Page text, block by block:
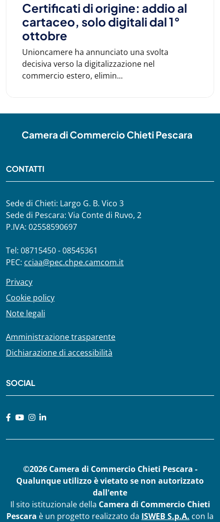
Certificati di origine: addio al
cartaceo, solo digitali dal 1°
ottobre
Unioncamere ha annunciato una svolta
decisiva verso la digitalizzazione nel
commercio estero, elimin...
Camera di Commercio Chieti Pescara
CONTATTI
Sede di Chieti: Largo G. B. Vico 3
Sede di Pescara: Via Conte di Ruvo, 2
P.IVA: 02558590697
Tel: 08715450 - 08545361
PEC: cciaa@pec.chpe.camcom.it
Privacy
Cookie policy
Note legali
Amministrazione trasparente
Dichiarazione di accessibilità
SOCIAL
©2026 Camera di Commercio Chieti Pescara -
Qualunque utilizzo è vietato se non autorizzato
dall'ente
Il sito istituzionale della Camera di Commercio Chieti
Pescara è un progetto realizzato da ISWEB S.p.A. con la